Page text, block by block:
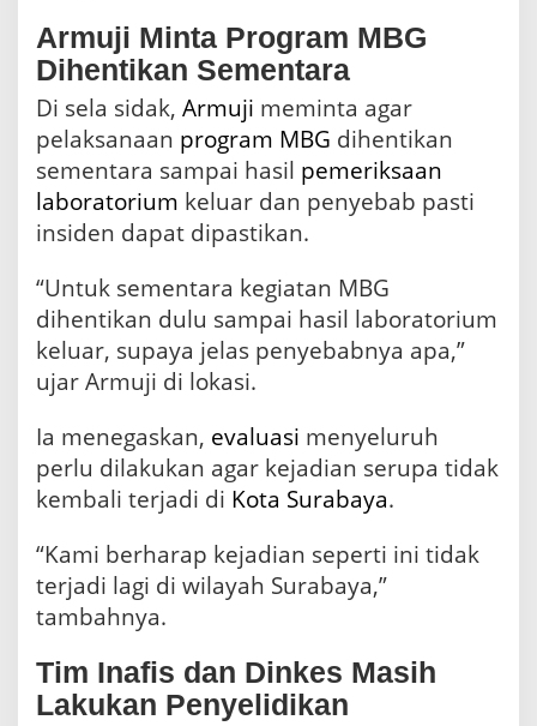
e
n
t
k
a
n
e
m
n
a
r
Armuji Minta Program MBG
Dihentikan Sementara
Di sela sidak, Armuji meminta agar
pelaksanaan program MBG dihentikan
sementara sampai hasil pemeriksaan
laboratorium keluar dan penyebab pasti
insiden dapat dipastikan.
“Untuk sementara kegiatan MBG
dihentikan dulu sampai hasil laboratorium
keluar, supaya jelas penyebabnya apa,”
ujar Armuji di lokasi.
Ia menegaskan, evaluasi menyeluruh
perlu dilakukan agar kejadian serupa tidak
kembali terjadi di Kota Surabaya.
“Kami berharap kejadian seperti ini tidak
terjadi lagi di wilayah Surabaya,”
tambahnya.
Tim Inafis dan Dinkes Masih
Lakukan Penyelidikan